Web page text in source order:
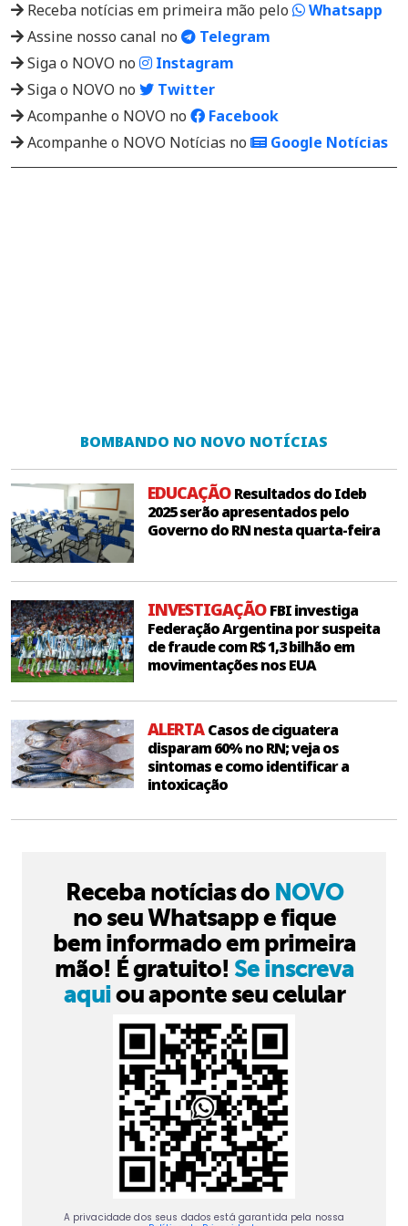
Receba notícias em primeira mão pelo
Whatsapp
Assine nosso canal no
Telegram
Siga o NOVO no
Instagram
Siga o NOVO no
Twitter
Acompanhe o NOVO no
Facebook
Acompanhe o NOVO Notícias no
Google Notícias
BOMBANDO NO NOVO NOTÍCIAS
EDUCAÇÃOResultados do Ideb
2025 serão apresentados pelo
Governo do RN nesta quarta-feira
INVESTIGAÇÃOFBI investiga
Federação Argentina por suspeita
de fraude com R$ 1,3 bilhão em
movimentações nos EUA
ALERTACasos de ciguatera
disparam 60% no RN; veja os
sintomas e como identificar a
intoxicação
Receba notícias do NOVO
no seu Whatsapp e fique
bem informado em primeira
mão! É gratuito! Se inscreva
aquiou aponte seu celular
A privacidade dos seus dados está garantida pela nossa